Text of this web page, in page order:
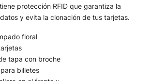
protección RFID que garantiza la
y evita la clonación de tus tarjetas.
floral
tapa con broche
billetes